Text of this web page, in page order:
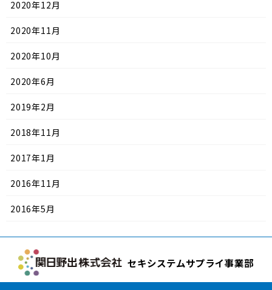
2020年12月
2020年11月
2020年10月
2020年6月
2019年2月
2018年11月
2017年1月
2016年11月
2016年5月
セキシステムサプライ事業部